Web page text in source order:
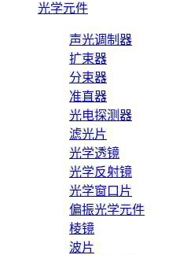
光学元件
声光调制器
扩束器
分束器
准直器
光电探测器
滤光片
光学透镜
光学反射镜
光学窗口片
偏振光学元件
棱镜
波片